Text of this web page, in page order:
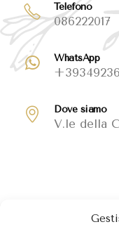
Telefono
086222017
WhatsApp
Dove siamo
V.le della